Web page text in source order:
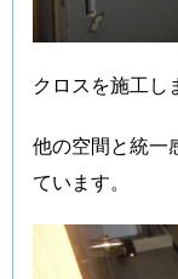
クロスを施工し
他の空間と統一
ています。